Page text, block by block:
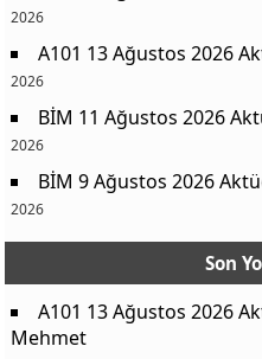
2026
A101 13 Ağustos 2026
2026
BİM 11 Ağustos 2026
2026
BİM 9 Ağustos 2026
2026
Son
A101 13 Ağustos 2026
Mehmet